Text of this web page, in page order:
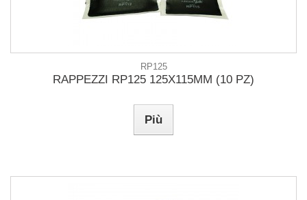
RP125
RAPPEZZI RP125 125X115MM (10 PZ)
Più